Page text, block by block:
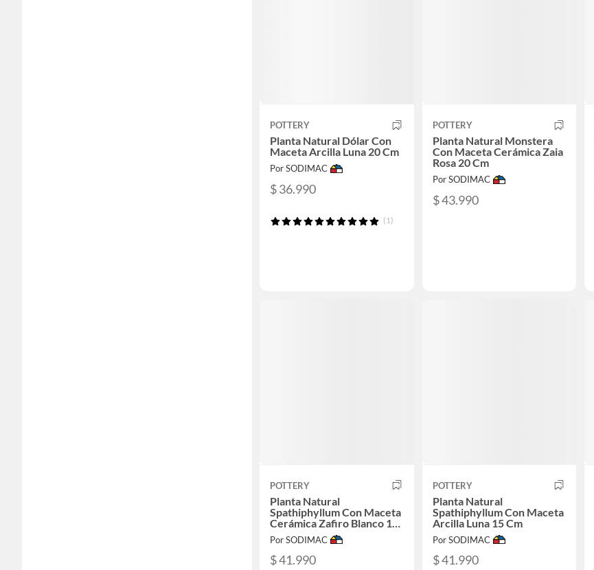
POTTERY
Planta Natural Dólar Con
Maceta Arcilla Luna 20 Cm
Por SODIMAC
$ 36.990
(1)
POTTERY
Planta Natural Monstera
Con Maceta Cerámica Zaia
Rosa 20 Cm
Por SODIMAC
$ 43.990
POTTERY
Planta Natural
Spathiphyllum Con Maceta
Cerámica Zafiro Blanco 17
Cm
Por SODIMAC
$ 41.990
POTTERY
Planta Natural
Spathiphyllum Con Maceta
Arcilla Luna 15 Cm
Por SODIMAC
$ 41.990